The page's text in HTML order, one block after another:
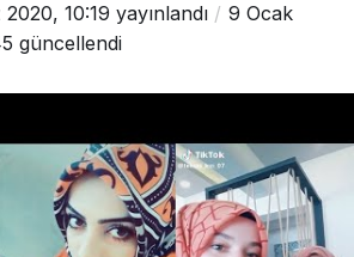
10:19 yayınlandı
9 Ocak
güncellendi